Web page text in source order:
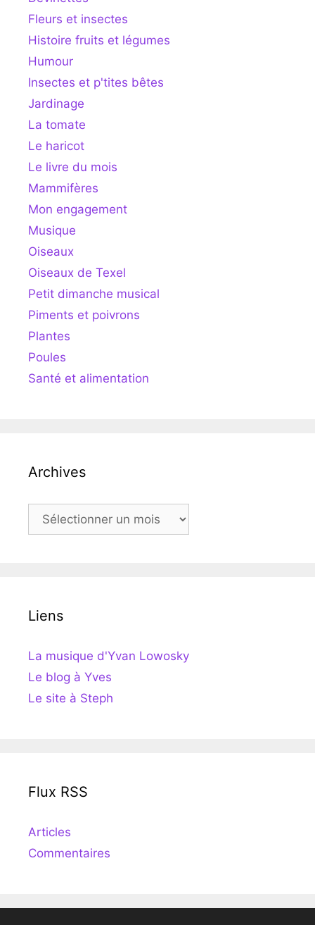
Fleurs et insectes
Histoire fruits et légumes
Humour
Insectes et p'tites bêtes
Jardinage
La tomate
Le haricot
Le livre du mois
Mammifères
Mon engagement
Musique
Oiseaux
Oiseaux de Texel
Petit dimanche musical
Piments et poivrons
Plantes
Poules
Santé et alimentation
Archives
Archives
Liens
La musique d'Yvan Lowosky
Le blog à Yves
Le site à Steph
Flux RSS
Articles
Commentaires